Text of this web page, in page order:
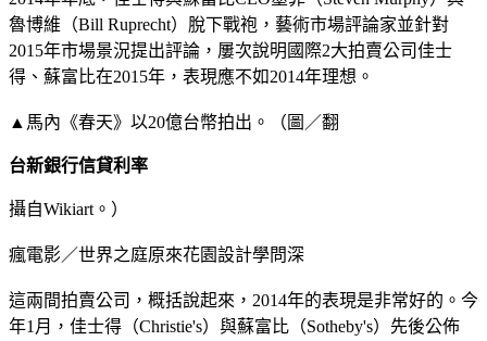
魯博維（Bill Ruprecht）脫下戰袍，藝術市場評論家並針對
2015年市場景況提出評論，屢次說明國際2大拍賣公司佳士
得、蘇富比在2015年，表現應不如2014年理想。
▲馬內《春天》以20億台幣拍出。（圖／翻
台新銀行信貸利率
攝自Wikiart。）
瘋電影／世界之庭原來花園設計學問深
這兩間拍賣公司，概括說起來，2014年的表現是非常好的。今
年1月，佳士得（Christie's）與蘇富比（Sotheby's）先後公佈